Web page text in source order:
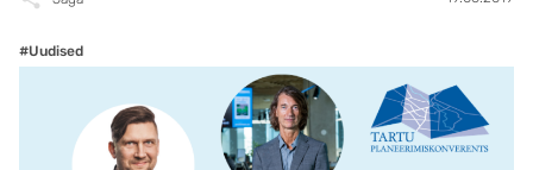
#Uudised